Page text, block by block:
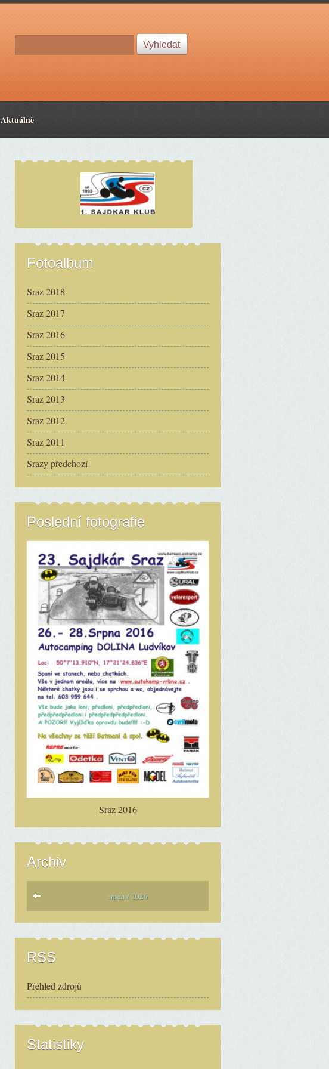
Aktuálně
Fotoalbum
Sraz 2018
Sraz 2017
Sraz 2016
Sraz 2015
Sraz 2014
Sraz 2013
Sraz 2012
Sraz 2011
Srazy předchozí
Poslední fotografie
Sraz 2016
Archiv
srpen / 2026
RSS
Přehled zdrojů
Statistiky